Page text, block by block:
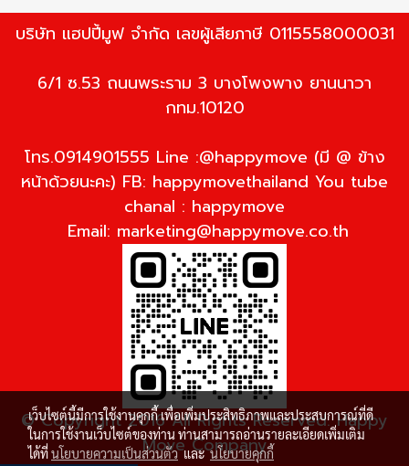
บริษัท แฮปปี้มูฟ จำกัด เลขผู้เสียภาษี 0115558000031
6/1 ซ.53 ถนนพระราม 3 บางโพงพาง ยานนาวา
กทม.10120
โทร.0914901555 Line :@happymove (มี @ ข้าง
หน้าด้วยนะคะ) FB: happymovethailand You tube
chanal : happymove
Email: marketing@happymove.co.th
© Copyright 2016 All Rights Reserved. Happy
Move Company
เว็บไซต์นี้มีการใช้งานคุกกี้ เพื่อเพิ่มประสิทธิภาพและประสบการณ์ที่ดี
ในการใช้งานเว็บไซต์ของท่าน ท่านสามารถอ่านรายละเอียดเพิ่มเติม
ได้ที่นโยบายความเป็นส่วนตัวและนโยบายคุกกี้